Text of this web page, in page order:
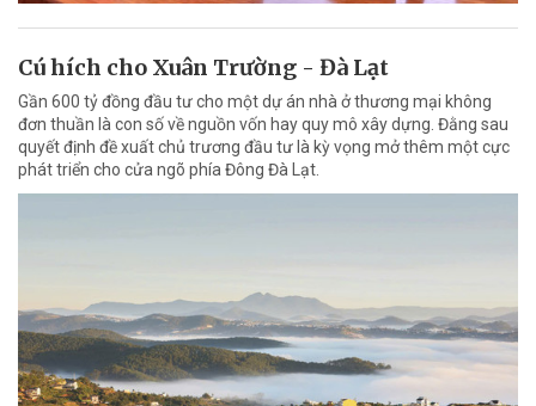
Cú hích cho Xuân Trường - Đà Lạt
Gần 600 tỷ đồng đầu tư cho một dự án nhà ở thương mại không
đơn thuần là con số về nguồn vốn hay quy mô xây dựng. Đằng sau
quyết định đề xuất chủ trương đầu tư là kỳ vọng mở thêm một cực
phát triển cho cửa ngõ phía Đông Đà Lạt.